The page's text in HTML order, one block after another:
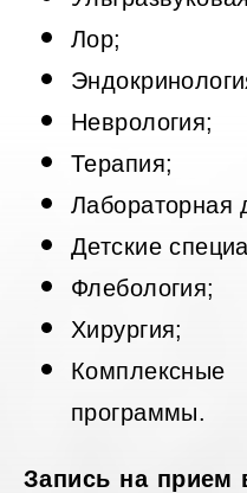
Лор;
Неврология;
Терапия;
Лабораторная
Детские
Флебология;
Хирургия;
программы.
Запись на прием